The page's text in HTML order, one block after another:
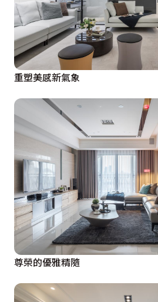
重塑美感新氣象
尊榮的優雅精隨